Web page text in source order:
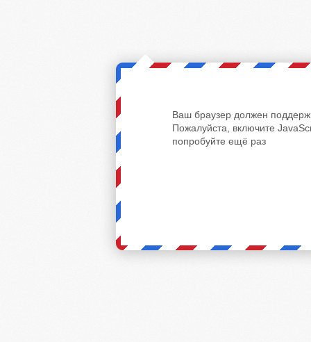
Ваш браузер должен
Пожалуйста, включите
попробуйте ещё раз